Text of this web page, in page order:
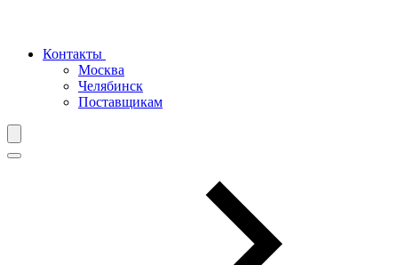
Контакты
Москва
Челябинск
Поставщикам